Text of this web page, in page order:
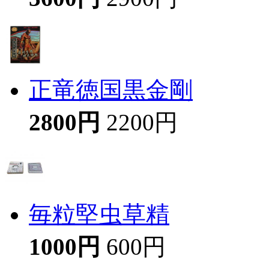
正竜徳国黒金剛
2800円 2200円
毎粒堅虫草精
1000円 600円